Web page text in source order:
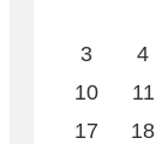
3
4
10
11
17
18